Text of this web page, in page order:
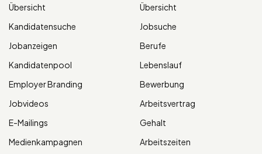
Übersicht
Kandidatensuche
Jobanzeigen
Kandidatenpool
Employer Branding
Jobvideos
E-Mailings
Medienkampagnen
Übersicht
Jobsuche
Berufe
Lebenslauf
Bewerbung
Arbeitsvertrag
Gehalt
Arbeitszeiten